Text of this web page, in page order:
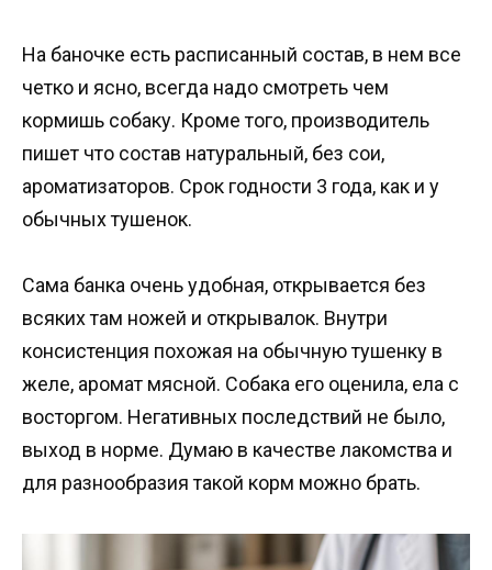
На баночке есть расписанный состав, в нем все
четко и ясно, всегда надо смотреть чем
кормишь собаку. Кроме того, производитель
пишет что состав натуральный, без сои,
ароматизаторов. Срок годности 3 года, как и у
обычных тушенок.
Сама банка очень удобная, открывается без
всяких там ножей и открывалок. Внутри
консистенция похожая на обычную тушенку в
желе, аромат мясной. Собака его оценила, ела с
восторгом. Негативных последствий не было,
выход в норме. Думаю в качестве лакомства и
для разнообразия такой корм можно брать.